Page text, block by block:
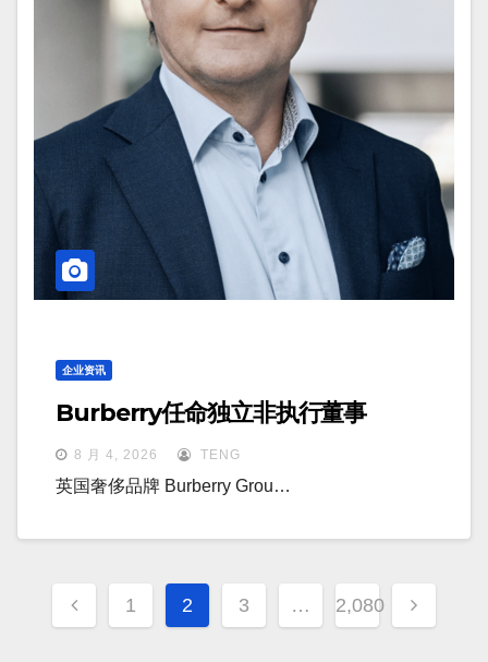
企业资讯
Burberry任命独立非执行董事
8 月 4, 2026 TENG
英国奢侈品牌 Burberry Grou…
文
章
1 2 3 … 2,080